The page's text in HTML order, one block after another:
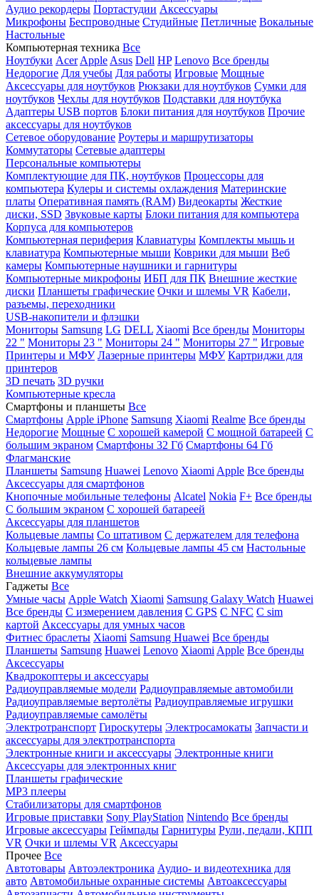
Аудио рекордеры Портастудии Аксессуары
Микрофоны Беспроводные Студийные Петличные Вокальные
Настольные
Компьютерная техника Все
Ноутбуки Acer Apple Asus Dell HP Lenovo Все бренды
Недорогие Для учебы Для работы Игровые Мощные
Аксессуары для ноутбуков Рюкзаки для ноутбуков Сумки для
ноутбуков Чехлы для ноутбуков Подставки для ноутбука
Адаптеры USB портов Блоки питания для ноутбуков Прочие
аксессуары для ноутбуков
Сетевое оборудование Роутеры и маршрутизаторы
Коммутаторы Сетевые адаптеры
Персональные компьютеры
Комплектующие для ПК, ноутбуков Процессоры для
компьютера Кулеры и системы охлаждения Материнские
платы Оперативная память (RAM) Видеокарты Жесткие
диски, SSD Звуковые карты Блоки питания для компьютера
Корпуса для компьютеров
Компьютерная периферия Клавиатуры Комплекты мышь и
клавиатура Компьютерные мыши Коврики для мыши Веб
камеры Компьютерные наушники и гарнитуры
Компьютерные микрофоны ИБП для ПК Внешние жесткие
диски Планшеты графические Очки и шлемы VR Кабели,
разъемы, переходники
USB-накопители и флэшки
Мониторы Samsung LG DELL Xiaomi Все бренды Мониторы
22 " Мониторы 23 " Мониторы 24 " Мониторы 27 " Игровые
Принтеры и МФУ Лазерные принтеры МФУ Картриджи для
принтеров
3D печать 3D ручки
Компьютерные кресла
Смартфоны и планшеты Все
Смартфоны Apple iPhone Samsung Xiaomi Realme Все бренды
Недорогие Мощные С хорошей камерой С мощной батареей С
большим экраном Смартфоны 32 Гб Смартфоны 64 Гб
Флагманские
Планшеты Samsung Huawei Lenovo Xiaomi Apple Все бренды
Аксессуары для смартфонов
Кнопочные мобильные телефоны Alcatel Nokia F+ Все бренды
С большим экраном С хорошей батареей
Аксессуары для планшетов
Кольцевые лампы Со штативом C держателем для телефона
Кольцевые лампы 26 см Кольцевые лампы 45 см Настольные
кольцевые лампы
Внешние аккумуляторы
Гаджеты Все
Умные часы Apple Watch Xiaomi Samsung Galaxy Watch Huawei
Все бренды C измерением давления C GPS C NFC C sim
картой Аксессуары для умных часов
Фитнес браслеты Xiaomi Samsung Huawei Все бренды
Планшеты Samsung Huawei Lenovo Xiaomi Apple Все бренды
Аксессуары
Квадрокоптеры и аксессуары
Радиоуправляемые модели Радиоуправляемые автомобили
Радиоуправляемые вертолёты Радиоуправляемые игрушки
Радиоуправляемые самолёты
Электротранспорт Гироскутеры Электросамокаты Запчасти и
аксессуары для электротранспорта
Электронные книги и аксессуары Электронные книги
Аксессуары для электронных книг
Планшеты графические
MP3 плееры
Стабилизаторы для смартфонов
Игровые приставки Sony PlayStation Nintendo Все бренды
Игровые аксессуары Геймпады Гарнитуры Рули, педали, КПП
VR Очки и шлемы VR Аксессуары
Прочее Все
Автотовары Автоэлектроника Аудио- и видеотехника для
авто Автомобильные охранные системы Автоаксессуары